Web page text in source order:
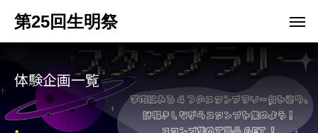
第25回生明祭
体験企画一覧